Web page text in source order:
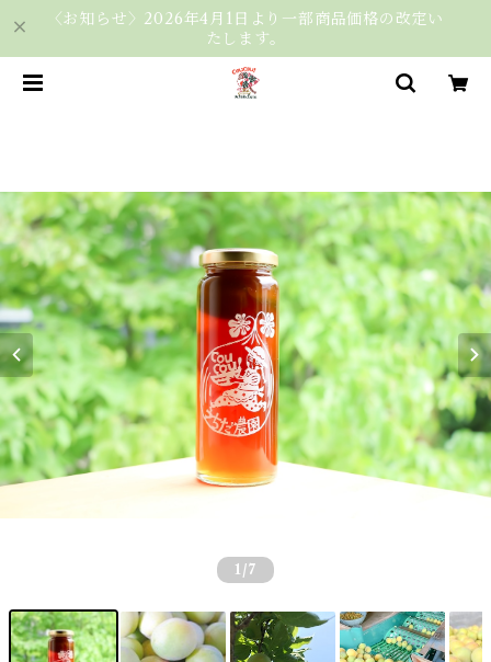
〈お知らせ〉2026年4月1日より一部商品価格の改定い
たします。
1 /7